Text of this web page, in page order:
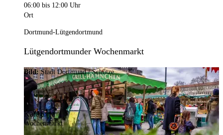
06:00 bis 12:00 Uhr
Ort
Dortmund-Lütgendortmund
Lütgendortmunder Wochenmarkt
Bild:Stadt Dortmund / Schütze
Kategorie
Wochenmarkt